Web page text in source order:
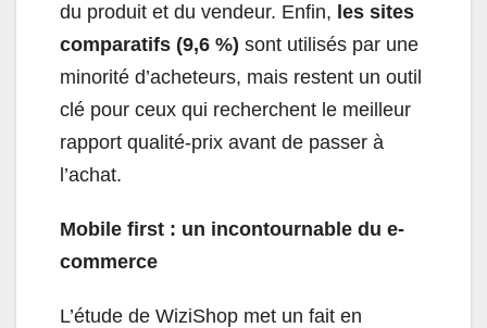
du produit et du vendeur. Enfin, les sites
comparatifs (9,6 %) sont utilisés par une
minorité d’acheteurs, mais restent un outil
clé pour ceux qui recherchent le meilleur
rapport qualité-prix avant de passer à
l’achat.
Mobile first : un incontournable du e-
commerce
L’étude de WiziShop met un fait en